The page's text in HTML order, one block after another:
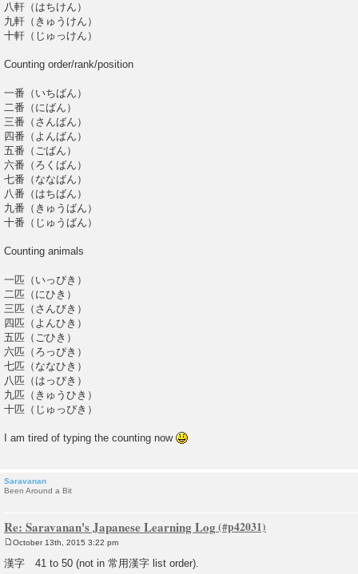
八軒（はちけん）
九軒（きゅうけん）
十軒（じゅっけん）
Counting order/rank/position
一番（いちばん）
二番（にばん）
三番（さんばん）
四番（よんばん）
五番（ごばん）
六番（ろくばん）
七番（ななばん）
八番（はちばん）
九番（きゅうばん）
十番（じゅうばん）
Counting animals
一匹（いっぴき）
二匹（にひき）
三匹（さんびき）
四匹（よんひき）
五匹（ごひき）
六匹（ろっぴき）
七匹（ななひき）
八匹（はっぴき）
九匹（きゅうひき）
十匹（じゅっぴき）
I am tired of typing the counting now
Saravanan
Been Around a Bit
Re: Saravanan's Japanese Learning Log
o
s
October 13th, 2015 3:22 pm
漢字 41 to 50 (not in 常用漢字 list order).